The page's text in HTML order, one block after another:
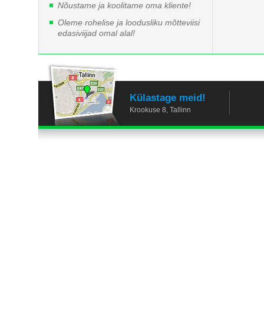
Nõustame ja koolitame oma kliente!
Oleme rohelise ja loodusliku mõtteviisi
edasiviijad omal alal!
Külastage meid!
Krookuse 8, Tallinn